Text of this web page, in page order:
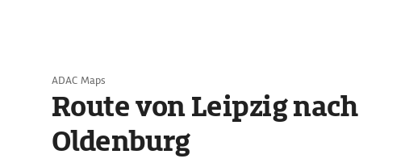
ADAC Maps
Route von Leipzig nach
Oldenburg